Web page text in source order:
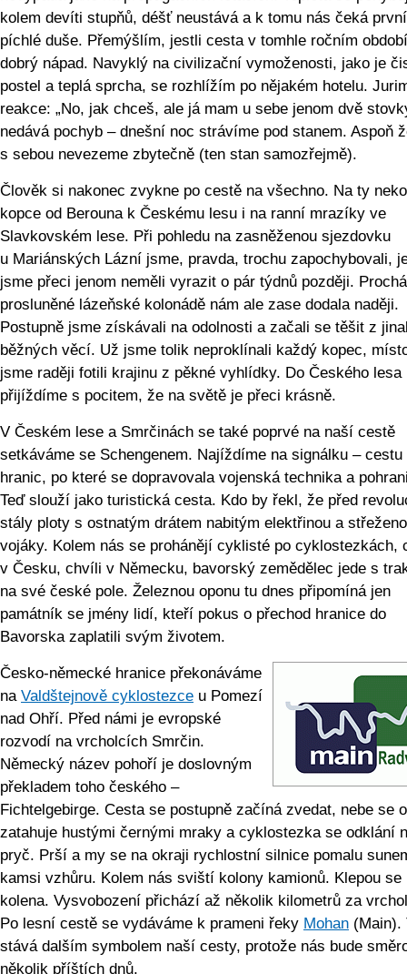
kolem devíti stupňů, déšť neustává a k tomu nás čeká
píchlé duše. Přemýšlím, jestli cesta v tomhle ročním
dobrý nápad. Navyklý na civilizační vymoženosti, jako je
postel a teplá sprcha, se rozhlížím po nějakém hotelu.
reakce: „No, jak chceš, ale já mam u sebe jenom dvě
nedává pochyb – dnešní noc strávíme pod stanem. Aspoň
s sebou nevezeme zbytečně (ten stan samozřejmě).
Člověk si nakonec zvykne po cestě na všechno. Na ty
kopce od Berouna k Českému lesu i na ranní mrazíky ve
Slavkovském lese. Při pohledu na zasněženou sjezdovku
u Mariánských Lázní jsme, pravda, trochu zapochybovali,
jsme přeci jenom neměli vyrazit o pár týdnů později.
prosluněné lázeňské kolonádě nám ale zase dodala naději.
Postupně jsme získávali na odolnosti a začali se těšit z
běžných věcí. Už jsme tolik neproklínali každý kopec,
jsme raději fotili krajinu z pěkné vyhlídky. Do Českého lesa
přijíždíme s pocitem, že na světě je přeci krásně.
V Českém lese a Smrčinách se také poprvé na naší cestě
setkáváme se Schengenem. Najíždíme na signálku – cestu
hranic, po které se dopravovala vojenská technika a
Teď slouží jako turistická cesta. Kdo by řekl, že před
stály ploty s ostnatým drátem nabitým elektřinou a
vojáky. Kolem nás se prohánějí cyklisté po cyklostezkách,
v Česku, chvíli v Německu, bavorský zemědělec jede s
na své české pole. Železnou oponu tu dnes připomíná jen
památník se jmény lidí, kteří pokus o přechod hranice do
Bavorska zaplatili svým životem.
Česko-německé hranice překonáváme
na Valdštejnově cyklostezce u Pomezí
nad Ohří. Před námi je evropské
rozvodí na vrcholcích Smrčin.
Německý název pohoří je doslovným
překladem toho českého –
Fichtelgebirge. Cesta se postupně začíná zvedat, nebe se
zatahuje hustými černými mraky a cyklostezka se odklání
pryč. Prší a my se na okraji rychlostní silnice pomalu
kamsi vzhůru. Kolem nás sviští kolony kamionů. Klepou se
kolena. Vysvobození přichází až několik kilometrů za
Po lesní cestě se vydáváme k prameni řeky Mohan (Main).
stává dalším symbolem naší cesty, protože nás bude
několik příštích dnů.